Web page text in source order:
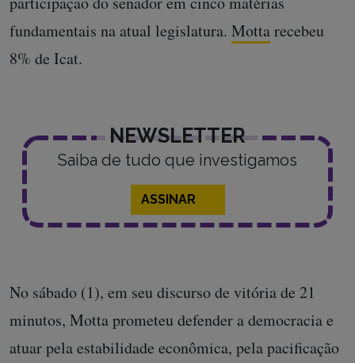
fundamentais na atual legislatura. Mottarecebeu
8% de Icat.
NEWSLETTER
Saiba de tudo que investigamos
ASSINAR
No sábado (1), em seu discurso de vitória de 21
minutos, Motta prometeu defender a democracia e
atuar pela estabilidade econômica, pela pacificação